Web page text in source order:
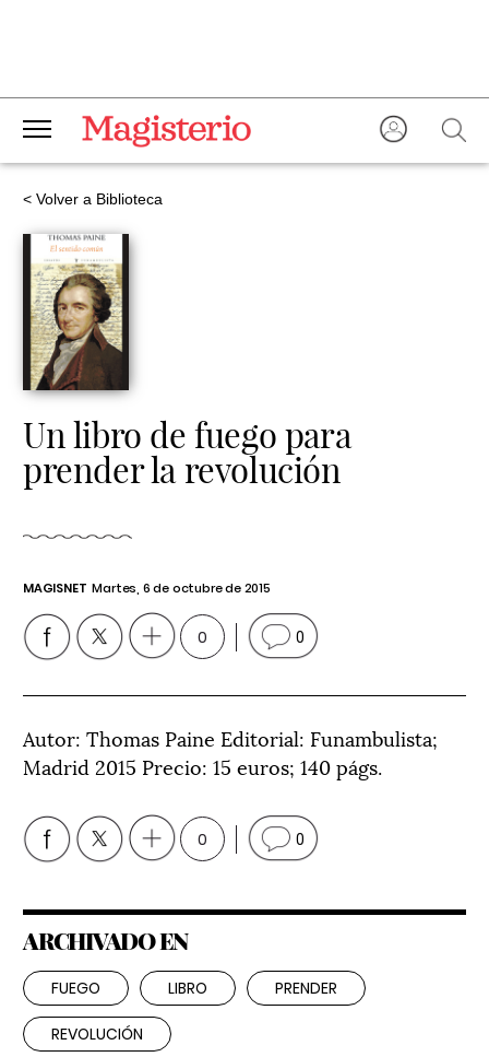
< Volver a Biblioteca
Un libro de fuego para
prender la revolución
MAGISNET Martes, 6 de octubre de 2015
0 0
Autor: Thomas Paine Editorial: Funambulista;
Madrid 2015 Precio: 15 euros; 140 págs.
0 0
ARCHIVADO EN
FUEGO LIBRO PRENDER
REVOLUCIÓN